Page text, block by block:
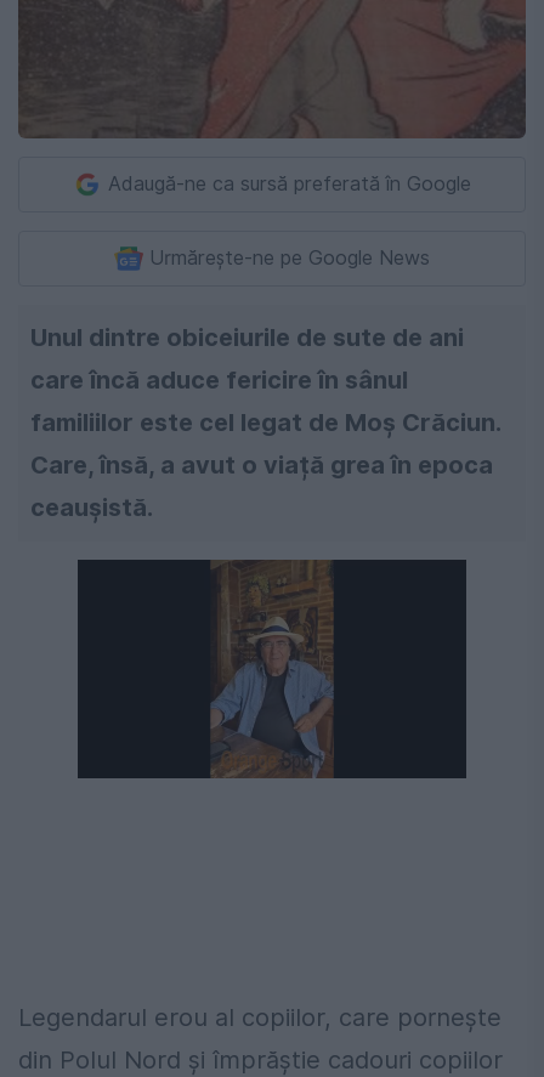
Adaugă-ne ca sursă preferată în Google
Urmărește-ne pe Google News
Unul dintre obiceiurile de sute de ani
care încă aduce fericire în sânul
familiilor este cel legat de Moș Crăciun.
Care, însă, a avut o viață grea în epoca
ceaușistă.
Legendarul erou al copiilor, care pornește
din Polul Nord și împrăștie cadouri copiilor